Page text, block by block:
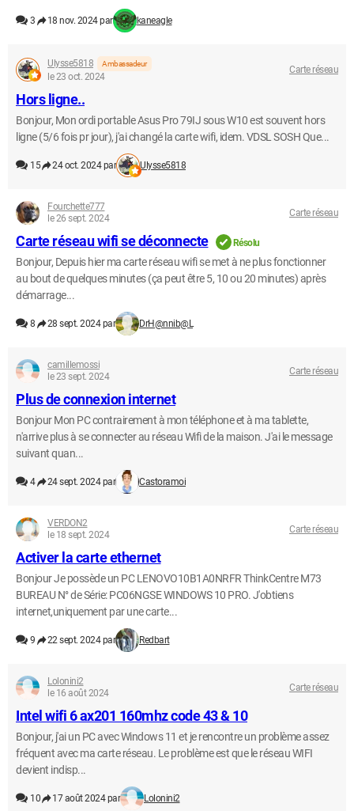
3 18 nov. 2024 par kaneagle
Ulysse5818 Ambassadeur
le 23 oct. 2024
Carte réseau
Hors ligne..
Bonjour, Mon ordi portable Asus Pro 79IJ sous W10 est souvent hors
ligne (5/6 fois pr jour), j'ai changé la carte wifi, idem. VDSL SOSH Que...
15 24 oct. 2024 par Ulysse5818
Fourchette777
le 26 sept. 2024
Carte réseau
Carte réseau wifi se déconnecte Résolu
Bonjour, Depuis hier ma carte réseau wifi se met à ne plus fonctionner
au bout de quelques minutes (ça peut être 5, 10 ou 20 minutes) après
démarrage...
8 28 sept. 2024 par DrH@nnib@L
camillemossi
le 23 sept. 2024
Carte réseau
Plus de connexion internet
Bonjour Mon PC contrairement à mon téléphone et à ma tablette,
n'arrive plus à se connecter au réseau Wifi de la maison. J'ai le message
suivant quan...
4 24 sept. 2024 par Castoramoi
VERDON2
le 18 sept. 2024
Carte réseau
Activer la carte ethernet
Bonjour Je possède un PC LENOVO10B1A0NRFR ThinkCentre M73
BUREAU N° de Série: PC06NGSE WINDOWS 10 PRO. J'obtiens
internet,uniquement par une carte...
9 22 sept. 2024 par Redbart
Lolonini2
le 16 août 2024
Carte réseau
Intel wifi 6 ax201 160mhz code 43 & 10
Bonjour, j'ai un PC avec Windows 11 et je rencontre un problème assez
fréquent avec ma carte réseau. Le problème est que le réseau WIFI
devient indisp...
10 17 août 2024 par Lolonini2